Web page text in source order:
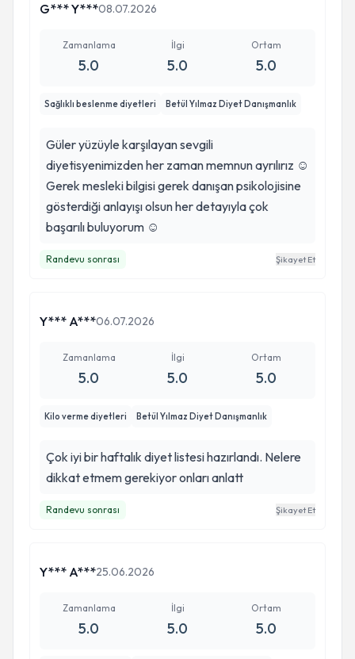
G*** Y***08.07.2026
Zamanlama
5.0
İlgi
5.0
Ortam
5.0
Sağlıklı beslenme diyetleri Betül Yılmaz Diyet Danışmanlık
Güler yüzüyle karşılayan sevgili
diyetisyenimizden her zaman memnun ayrılırız ☺️
Gerek mesleki bilgisi gerek danışan psikolojisine
gösterdiği anlayışı olsun her detayıyla çok
başarılı buluyorum ☺️
Randevu sonrası Şikayet Et
Y*** A***06.07.2026
Zamanlama
5.0
İlgi
5.0
Ortam
5.0
Kilo verme diyetleri Betül Yılmaz Diyet Danışmanlık
Çok iyi bir haftalık diyet listesi hazırlandı. Nelere
dikkat etmem gerekiyor onları anlatt
Randevu sonrası Şikayet Et
Y*** A***25.06.2026
Zamanlama
5.0
İlgi
5.0
Ortam
5.0